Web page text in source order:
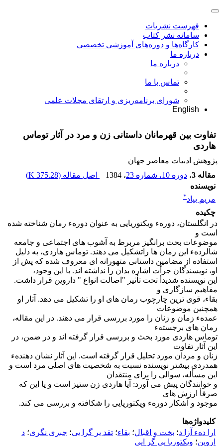
فهرست نشریات
سامانه نشر کتاب
کارگاه‌ها و دوره‌های آموزشی تخصصی
درباره ما
درباره ما
تماس با ما
شورای برنامه‌ریزی و ارتقای مجلات علمی
English
تفاوت بین قهرمانان داستانی زن و مرد در آثار توماس
هاردی
پژوهش ادبیات معاصر جهان
مقاله 3
، دوره 10، شماره 23 ، 1384 اصل مقاله (375.28 K
)
نویسنده
مریم بیاد*
چکیده
در انگلستان، دورهء ویکتوریایی به عنوان دورهء رمان شناخته شده
است و
موضوعات بحث برانگیز مربرط به آشوب های اجتماعی و جامعه
شالردهء این رمان ها راتشکیل می دهند. توماس هاردی، به دلیل
استفاده از مضامین داستانی متهورانه ای معروف شده که پش از
او، نویسندگان جرأت اشاره بدان را نداشته اند. با این وجود،
این نویسنده شدیدأ تحت تأثیر "اصالت انواع " داروین قرار داشت.
مفاهیم سازگاری و
بقاء، قوی ترین چارچوب رمان های او را تشکیل می دهد. آثار او
همچنین موضوعات
عمدهء زمان و زنان را مورد بررسی قرار می دهند. در این مقاله،
رمان های برجستهء
توماس هاردی مورد بحث و بررسی قرار گرفته اند و در ضمن، در
این آثار تفاوت
زنان و مردان مورد تحلیل قرار گرفته است. این آثار نشان دهندهء
همدردی بیشتر نویسنده نسبت به شخصیت های اصلی مرد است و
این مسأله، سوالی را برای منتقدان
و خوانندگان پیش می آورد: آیا هاردی زن ستیز است و یا این که
صرفأ ارزش های
موجود و آشکار دورهء ویکتوریایی را شکافته و بررسی می کند.
کلیدواژه‌ها
ارا دهء آزا د؛ بخت و اقبال؛ بقاء؛ تقد یر گرا یی؛ جبری نگری؛ د
اروین؛ ویکتوریا یی گر ایی